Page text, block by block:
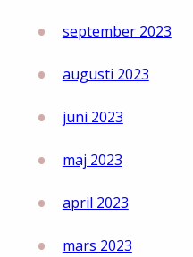
september 2023
augusti 2023
juni 2023
maj 2023
april 2023
mars 2023